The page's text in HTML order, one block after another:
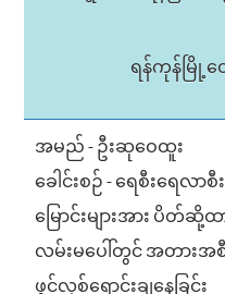
ရန်ကုန်မြို့
အမည် - ဦးဆုဝေထူး
ခေါင်းစဉ် - ရေစီးရေလ
မြောင်းများအား ပိတ်ဆို့
လမ်းမပေါ်တွင် အတားအစီး
ဖွင့်လှစ်ရောင်းချနေခြင်း